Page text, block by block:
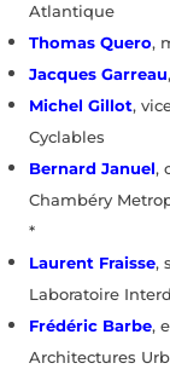
Atlantique
Thomas Quero,
Jacques Garreau
Michel Gillot,
Cyclables
Bernard Januel,
Chambéry
*
Laurent Fraisse,
Laboratoire
Frédéric Barbe,
Architectures